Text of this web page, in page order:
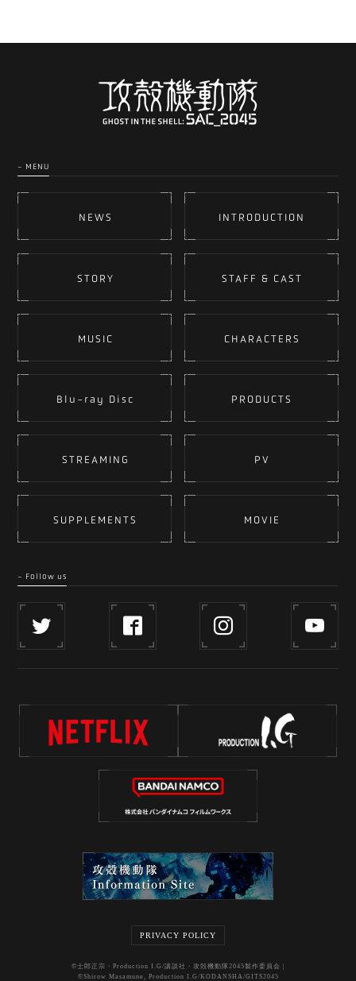
- MENU
NEWS INTRODUCTION
STORY STAFF & CAST
MUSIC CHARACTERS
Blu-ray Disc PRODUCTS
STREAMING PV
SUPPLEMENTS MOVIE
- Follow us
PRIVACY POLICY
©士郎正宗・Production I.G/講談社・攻殻機動隊2045製作委員会 |
©Shirow Masamune, Production I.G/KODANSHA/GITS2045